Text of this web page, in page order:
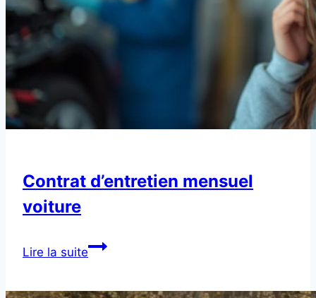
Contrat d’entretien mensuel
voiture
Lire la suiteContrat